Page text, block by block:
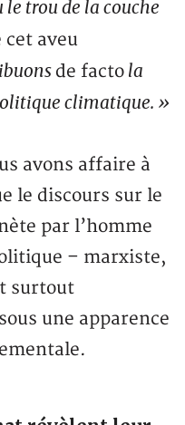
trou de la couche
aveu
de facto la
climatique. »
avons affaire à
le discours sur le
par l’homme
– marxiste,
surtout
une apparence